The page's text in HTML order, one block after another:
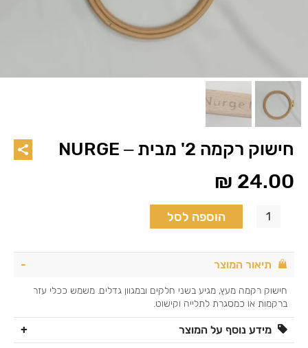
חישוק רקמה 2' מבית – NURGE
₪ 24.00
הוספה לסל
תיאור המוצר
חישוק רקמה מעץ, מגיע בשני חלקים ובמגוון גדלים. משמש ככלי עזר
ברקמות או כמסגרת לתלייה וקישוט.
מידע נוסף על המוצר